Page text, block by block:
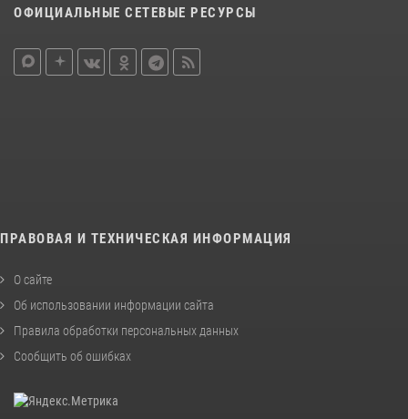
ОФИЦИАЛЬНЫЕ СЕТЕВЫЕ РЕСУРСЫ
ПРАВОВАЯ И ТЕХНИЧЕСКАЯ ИНФОРМАЦИЯ
О сайте
Об использовании информации сайта
Правила обработки персональных данных
Сообщить об ошибках